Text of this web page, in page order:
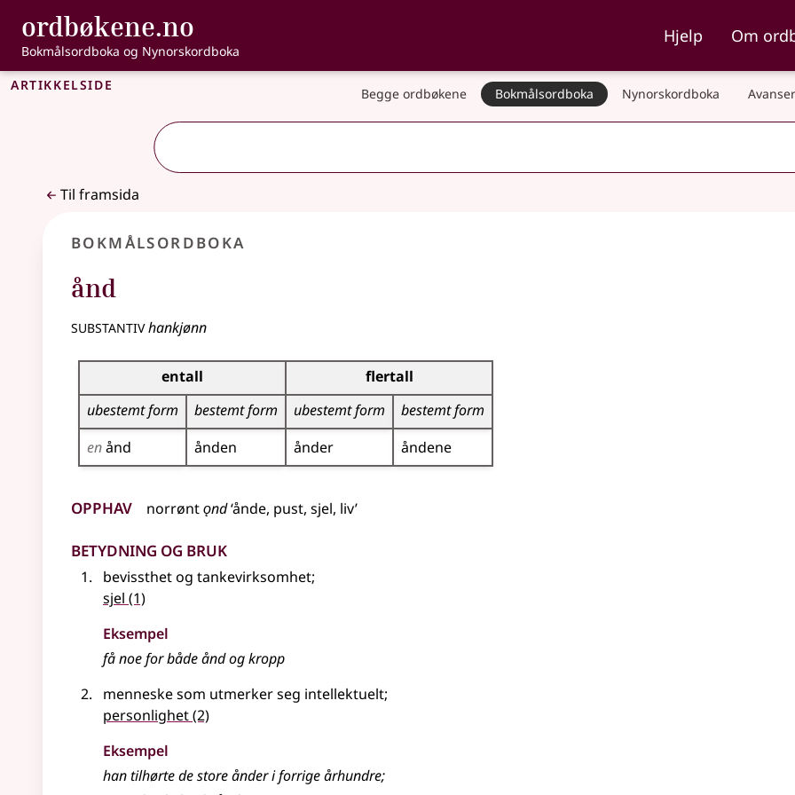
Gå til hovudinnhald
Tilgjenge
ordbøkene.no , Bokmålsordboka og Nynorskordboka
Bokmålsordboka og Nynorskordboka
Hjelp Om
Artikkelside Begge ordbøkene Bokmålsordboka Nynorskordboka
Til framsida
Bokmålsordboka
ånd
substantivhankjønn
Bøyingstabell for dette substantivet
entall
flertall
ubestemt form
bestemt form ubestemt form
bestemt form
enånd ånden ånder åndene
Opphav norrøntǫnd‘ånde, pust, sjel, liv’
Betydning og bruk
bevissthet og tankevirksomhet;
sjel (1)
Eksempel
få noe for både ånd og kropp
menneske som utmerker seg intellektuelt;
personlighet(2)
Eksempel
han tilhørte de storeånderi forrige århundre;